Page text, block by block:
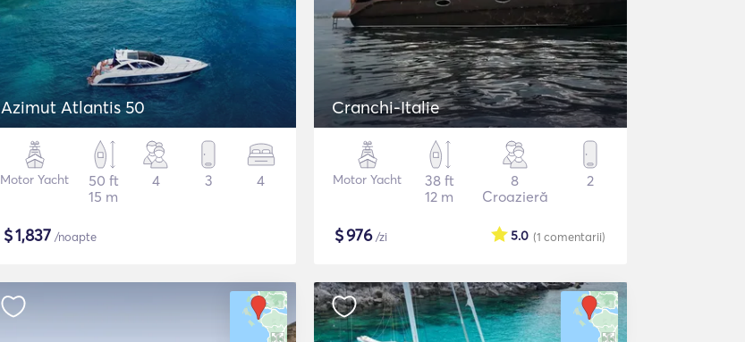
Azimut Atlantis 50
Motor Yacht
50 ft
15 m
4 3 4
$1,837 /noapte
Cranchi-Italie
Motor Yacht
38 ft
12 m
8
Croazieră
2
$976/zi (1 comentarii)
5.0